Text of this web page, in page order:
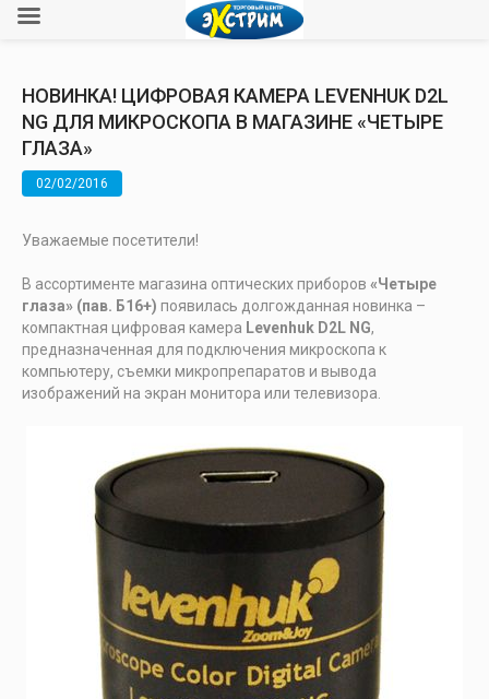
НОВИНКА! ЦИФРОВАЯ КАМЕРА LEVENHUK D2L
NG ДЛЯ МИКРОСКОПА В МАГАЗИНЕ «ЧЕТЫРЕ
ГЛАЗА»
02/02/2016
Уважаемые посетители!
В ассортименте магазина оптических приборов «Четыре
глаза» (пав. Б16+) появилась долгожданная новинка –
компактная цифровая камера Levenhuk D2L NG,
предназначенная для подключения микроскопа к
компьютеру, съемки микропрепаратов и вывода
изображений на экран монитора или телевизора.